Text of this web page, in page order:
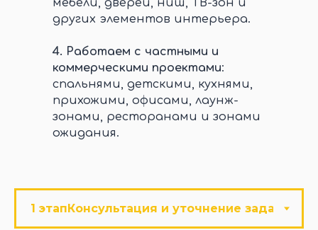
мебели, дверей, ниш, ТВ-зон и
других элементов интерьера.
4. Работаем с частными и
коммерческими проектами:
спальнями, детскими, кухнями,
прихожими, офисами, лаунж-
зонами, ресторанами и зонами
ожидания.